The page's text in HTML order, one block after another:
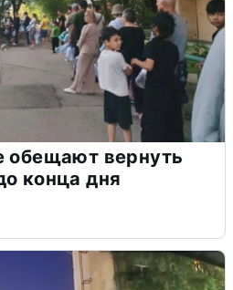
обещают вернуть
конца дня